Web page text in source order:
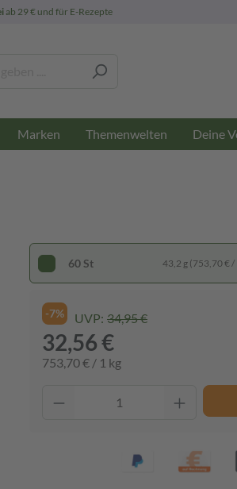
ab 29 € und für E-Rezepte
Marken Themenwelten Deine
60 St 43,2 g (753,70 € /
-7% UVP: 34,95 €
32,56 €
753,70 € / 1 kg